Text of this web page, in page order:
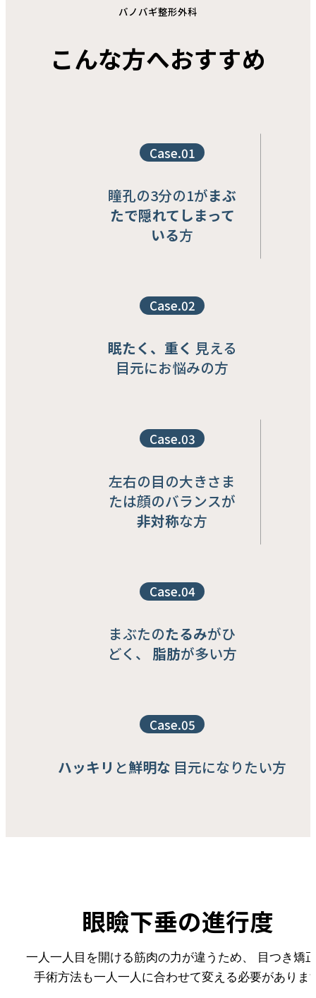
ㆍ施設紹介
ㆍ二重整形
ㆍ基本鼻
ㆍ縮鼻術
ㆍ前顎手術
ㆍ両顎手術
ㆍ突出口手術
ㆍ脂肪吸引
ㆍボディ整形
バノバギ整形外科
こんな方へおすすめ
Case.01
瞳孔の3分の1がまぶ
たで隠れてしまって
いる方
Case.02
眠たく、重く 見える
目元にお悩みの方
Case.03
左右の目の大きさま
たは顔のバランスが
非対称な方
Case.04
まぶたのたるみがひ
どく、
脂肪が多い方
Case.05
ハッキリ と鮮明な 目元になりたい方
眼瞼下垂の進行度
一人一人目を開ける筋肉の力が違うため、
目つき矯
手術方法も一人一人に合わせて変える必要がありま